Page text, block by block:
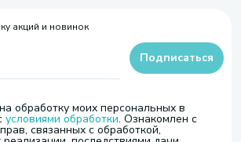
акций и новинок
обработку моих персональных в
условиями обработки. Ознакомлен с
связанных с обработкой,
Подписаться